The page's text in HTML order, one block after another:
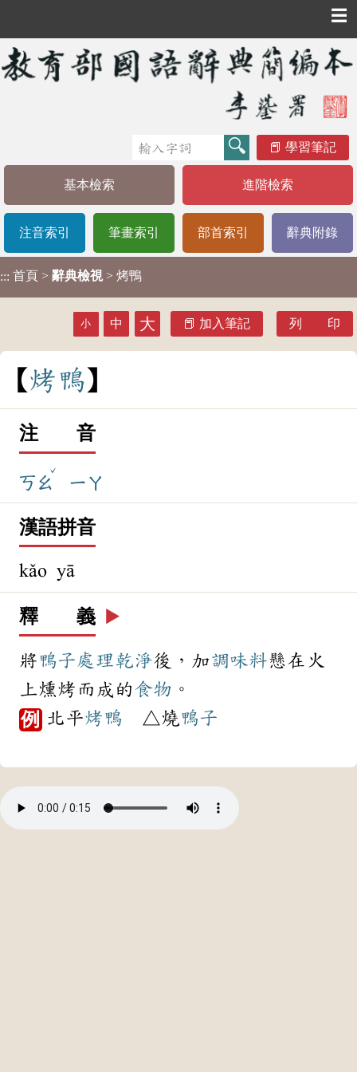
☰
學習筆記
基本檢索 進階檢索
注音索引 筆畫索引 部首索引 辭典附錄
::: 首頁 > 辭典檢視 > 烤鴨
小 中 大 加入筆記 列 印
烤鴨
注 音
ㄎㄠ
ˇ
ㄧㄚ
漢語拼音
kǎo yā
釋 義 ▶️
將鴨子處理乾淨後，加調味料懸在火
上燻烤而成的食物 。
例 北平烤鴨 △燒鴨子